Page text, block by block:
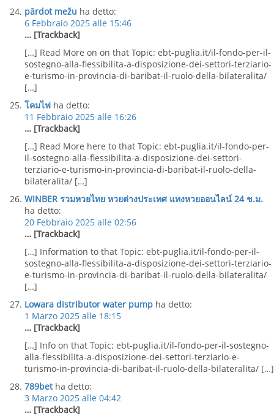
pārdot mežu ha detto:
6 Febbraio 2025 alle 15:46
… [Trackback]
[…] Read More on on that Topic: ebt-puglia.it/il-fondo-per-il-
sostegno-alla-flessibilita-a-disposizione-dei-settori-terziario-
e-turismo-in-provincia-di-baribat-il-ruolo-della-bilateralita/
[…]
โคมไฟ ha detto:
11 Febbraio 2025 alle 16:26
… [Trackback]
[…] Read More here to that Topic: ebt-puglia.it/il-fondo-per-
il-sostegno-alla-flessibilita-a-disposizione-dei-settori-
terziario-e-turismo-in-provincia-di-baribat-il-ruolo-della-
bilateralita/ […]
WINBER รวมหวยไทย หวยต่างประเทศ แทงหวยออนไลน์ 24 ช.ม.
ha detto:
20 Febbraio 2025 alle 02:56
… [Trackback]
[…] Information to that Topic: ebt-puglia.it/il-fondo-per-il-
sostegno-alla-flessibilita-a-disposizione-dei-settori-terziario-
e-turismo-in-provincia-di-baribat-il-ruolo-della-bilateralita/
[…]
Lowara distributor water pump ha detto:
1 Marzo 2025 alle 18:15
… [Trackback]
[…] Info on that Topic: ebt-puglia.it/il-fondo-per-il-sostegno-
alla-flessibilita-a-disposizione-dei-settori-terziario-e-
turismo-in-provincia-di-baribat-il-ruolo-della-bilateralita/ […]
789bet ha detto:
3 Marzo 2025 alle 04:42
… [Trackback]